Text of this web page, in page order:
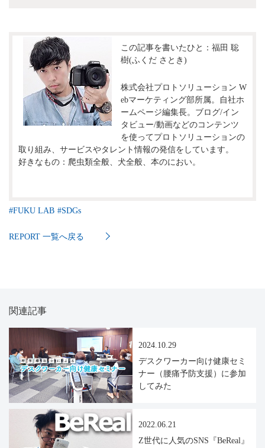
この記事を書いたひと：福田 聡
樹(ふくだ さとき)
株式会社プロトソリューション W
ebマーケティング部所属。自社ホ
ームページ編集長。ブログ/イン
タビュー/動画などのコンテンツ
を使ってプロトソリューションの
取り組み、サービスやタレント情報の発信をしています。
好きなもの：爬虫類全般、犬全般、本のにおい。
#FUKU LAB #SDGs
REPORT 一覧へ戻る
関連記事
2024.10.29
デスクワーカー向け健康セミ
ナー（腰痛予防支援）に参加
してみた
2022.06.21
Z世代に人気のSNS『BeReal』